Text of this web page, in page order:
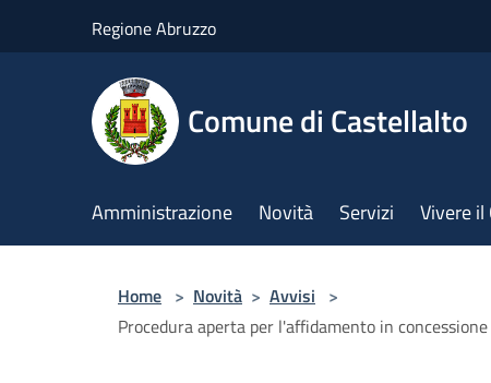
Regione Abruzzo
Comune di Castellalto
Amministrazione Novità Servizi Vivere
Home > Novità > Avvisi >
Procedura aperta per l'affidamento in